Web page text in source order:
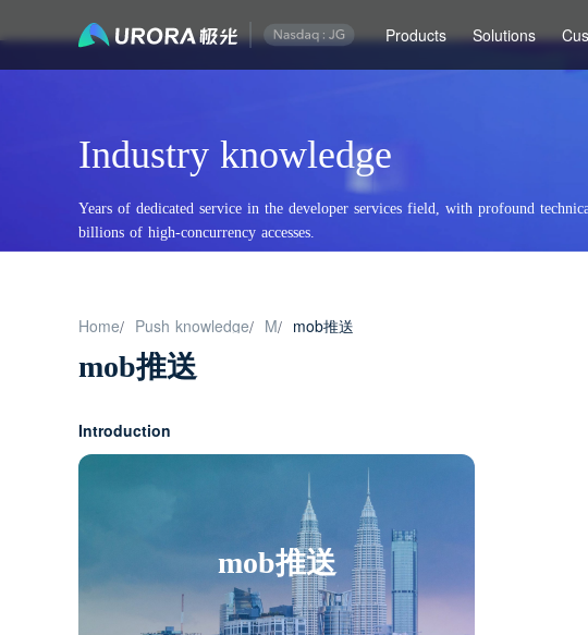
Products Solutions
Industry knowledge
Years of dedicated service in the developer services field, with profound
billions of high-concurrency accesses.
Home/ Push knowledge/ M/ mob推送
mob推送
Introduction
mob推送